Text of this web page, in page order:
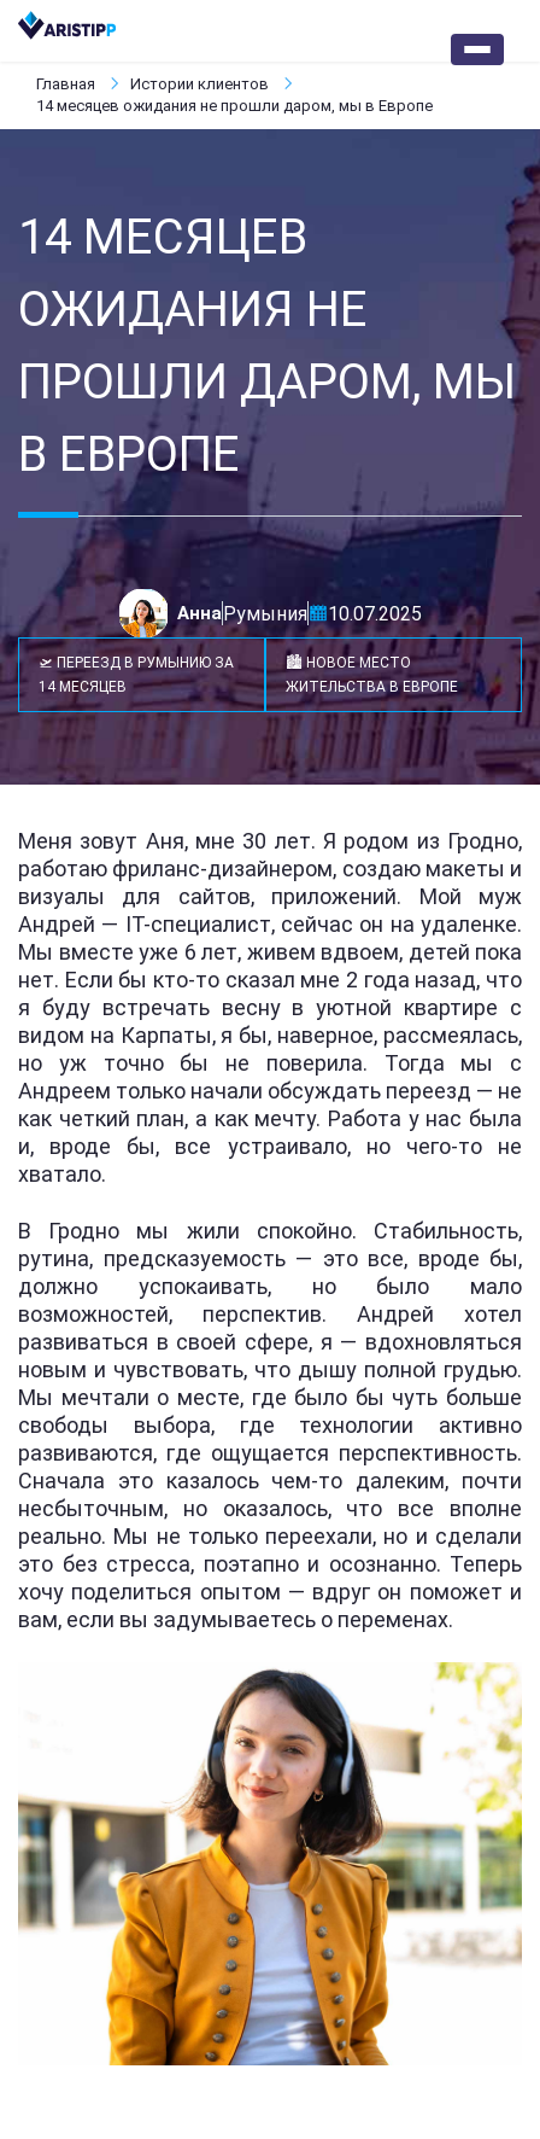
Главная
Истории клиентов
14 месяцев ожидания не прошли даром, мы в Европе
14 МЕСЯЦЕВ
ОЖИДАНИЯ НЕ
ПРОШЛИ ДАРОМ, МЫ
В ЕВРОПЕ
АннаРумыния 10.07.2025
🛫 ПЕРЕЕЗД В РУМЫНИЮ ЗА
14 МЕСЯЦЕВ
🏙️ НОВОЕ МЕСТО
ЖИТЕЛЬСТВА В ЕВРОПЕ
Меня зовут Аня, мне 30 лет. Я родом из Гродно,
работаю фриланс-дизайнером, создаю макеты и
визуалы для сайтов, приложений. Мой муж
Андрей — IT-специалист, сейчас он на удаленке.
Мы вместе уже 6 лет, живем вдвоем, детей пока
нет. Если бы кто-то сказал мне 2 года назад, что
я буду встречать весну в уютной квартире с
видом на Карпаты, я бы, наверное, рассмеялась,
но уж точно бы не поверила. Тогда мы с
Андреем только начали обсуждать переезд — не
как четкий план, а как мечту. Работа у нас была
и, вроде бы, все устраивало, но чего-то не
хватало.
В Гродно мы жили спокойно. Стабильность,
рутина, предсказуемость — это все, вроде бы,
должно успокаивать, но было мало
возможностей, перспектив. Андрей хотел
развиваться в своей сфере, я — вдохновляться
новым и чувствовать, что дышу полной грудью.
Мы мечтали о месте, где было бы чуть больше
свободы выбора, где технологии активно
развиваются, где ощущается перспективность.
Сначала это казалось чем-то далеким, почти
несбыточным, но оказалось, что все вполне
реально. Мы не только переехали, но и сделали
это без стресса, поэтапно и осознанно. Теперь
хочу поделиться опытом — вдруг он поможет и
вам, если вы задумываетесь о переменах.